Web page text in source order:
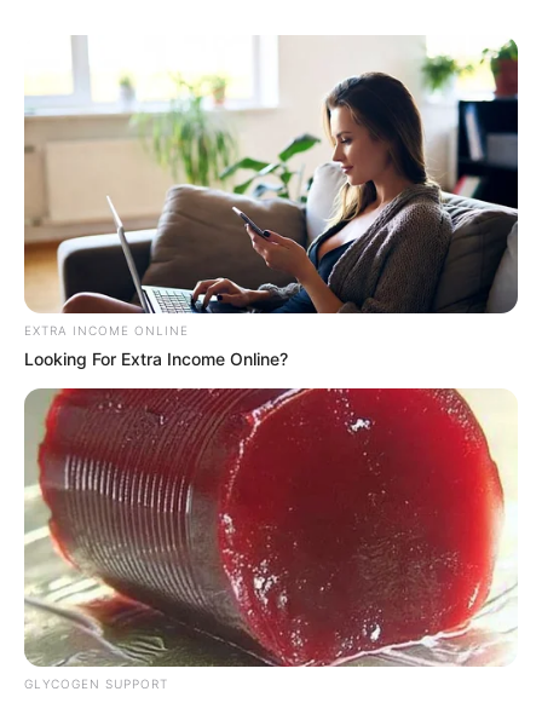
EXTRA INCOME ONLINE
Looking For Extra Income Online?
GLYCOGEN SUPPORT